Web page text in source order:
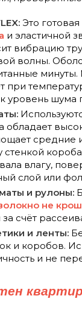
Это
и эластичной
вибрацию
волны.
минуты.
при
уровень
обладает
средние
короба
влагу,
слой или
и рулоны:
не
счёт
и ленты:
и коробов.
и не